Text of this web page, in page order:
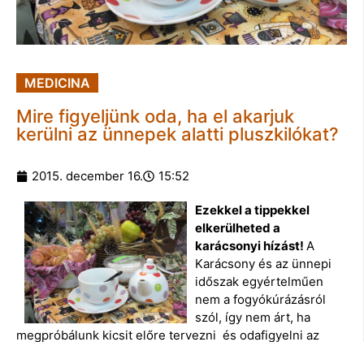
MEDICINA
Mire figyeljünk oda, ha el akarjuk
kerülni az ünnepek alatti pluszkilókat?
2015. december 16. 15:52
Ezekkel a tippekkel
elkerülheted a
karácsonyi hízást! A
Karácsony és az ünnepi
időszak egyértelműen
nem a fogyókúrázásról
szól, így nem árt, ha
megpróbálunk kicsit előre tervezni és odafigyelni az